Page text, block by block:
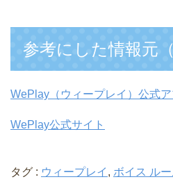
参考にした情報元（
WePlay（ウィープレイ）公式
WePlay公式サイト
タグ : ウィープレイ , ボイス ルー